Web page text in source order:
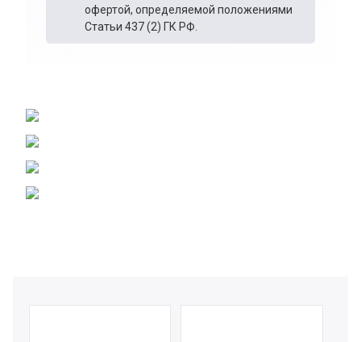
офертой, определяемой положениями
Статьи 437 (2) ГК РФ.